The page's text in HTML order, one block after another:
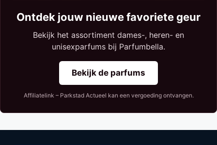
Ontdek jouw nieuwe favoriete geur
Bekijk het assortiment dames-, heren- en
unisexparfums bij Parfumbella.
Bekijk de parfums
Affiliatelink – Parkstad Actueel kan een vergoeding ontvangen.